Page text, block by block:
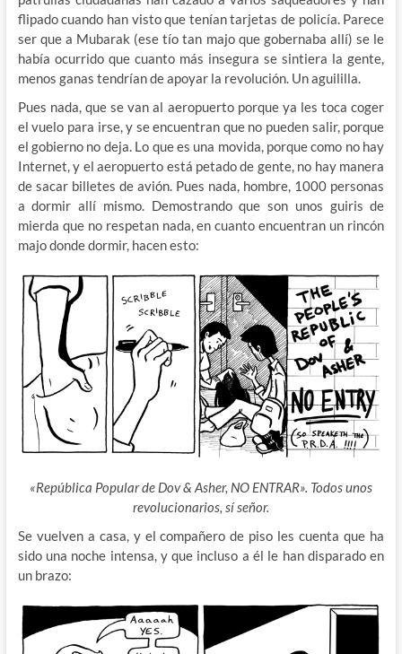
flipado cuando han visto que tenían tarjetas de policía. Parece
ser que a Mubarak (ese tío tan majo que gobernaba allí) se le
había ocurrido que cuanto más insegura se sintiera la gente,
menos ganas tendrían de apoyar la revolución. Un aguililla.
Pues nada, que se van al aeropuerto porque ya les toca coger
el vuelo para irse, y se encuentran que no pueden salir, porque
el gobierno no deja. Lo que es una movida, porque como no hay
Internet, y el aeropuerto está petado de gente, no hay manera
de sacar billetes de avión. Pues nada, hombre, 1000 personas
a dormir allí mismo. Demostrando que son unos guiris de
mierda que no respetan nada, en cuanto encuentran un rincón
majo donde dormir, hacen esto:
«República Popular de Dov & Asher, NO ENTRAR». Todos unos
revolucionarios, sí señor.
Se vuelven a casa, y el compañero de piso les cuenta que ha
sido una noche intensa, y que incluso a él le han disparado en
un brazo: